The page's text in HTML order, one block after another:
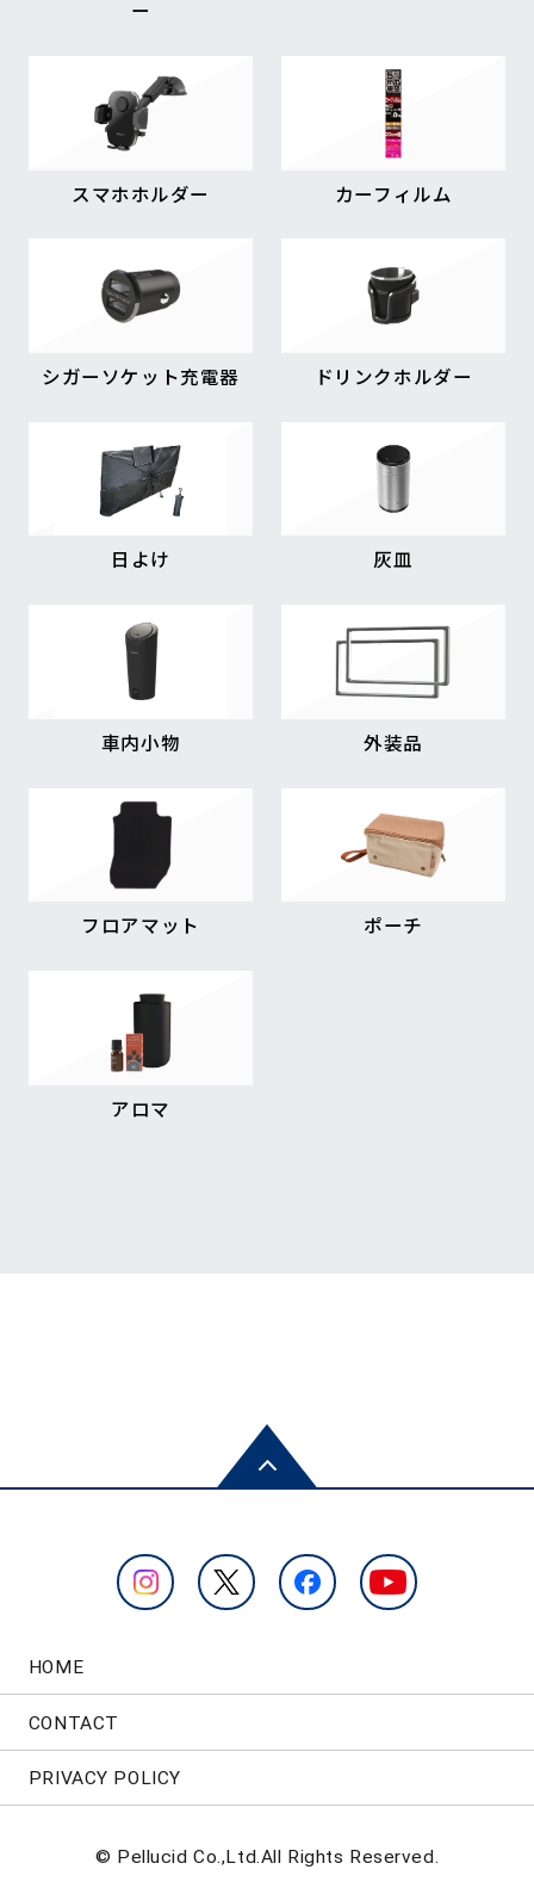
ー
スマホホルダー カーフィルム
シガーソケット充電器 ドリンクホルダー
日よけ 灰皿
車内小物 外装品
フロアマット ポーチ
アロマ
HOME
CONTACT
PRIVACY POLICY
© Pellucid Co.,Ltd.All Rights Reserved.